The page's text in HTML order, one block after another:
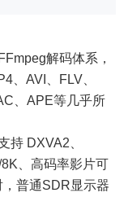
解码体系，
、AVI、FLV、
、APE等几乎所
持 DXVA2、
、高码率影片可
普通SDR显示器